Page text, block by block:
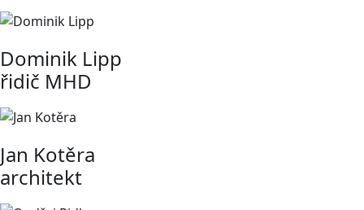
Dominik Lipp
řidič MHD
Jan Kotěra
architekt